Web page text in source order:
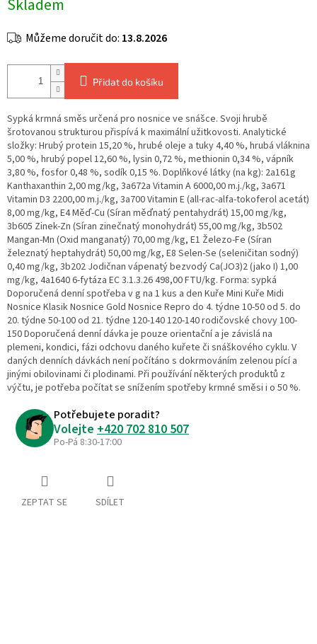
cena:
Skladem
Můžeme doručit do: 13.8.2026
Přidat do košíku
Sypká krmná směs určená pro nosnice ve snášce. Svoji hrubě
šrotovanou strukturou přispívá k maximální užitkovosti. Analytické
složky: Hrubý protein 15,20 %, hrubé oleje a tuky 4,40 %, hrubá vláknina
5,00 %, hrubý popel 12,60 %, lysin 0,72 %, methionin 0,34 %, vápník
3,80 %, fosfor 0,48 %, sodík 0,15 %. Doplňkové látky (na kg): 2a161g
Kanthaxanthin 2,00 mg/kg, 3a672a Vitamin A 6000,00 m.j./kg, 3a671
Vitamin D3 2200,00 m.j./kg, 3a700 Vitamin E (all-rac-alfa-tokoferol acetát)
8,00 mg/kg, E4 Měď-Cu (Síran měďnatý pentahydrát) 15,00 mg/kg,
3b605 Zinek-Zn (Síran zinečnatý monohydrát) 55,00 mg/kg, 3b502
Mangan-Mn (Oxid manganatý) 70,00 mg/kg, E1 Železo-Fe (Síran
železnatý heptahydrát) 50,00 mg/kg, E8 Selen-Se (seleničitan sodný)
0,40 mg/kg, 3b202 Jodičnan vápenatý bezvodý Ca(JO3)2 (jako I) 1,00
mg/kg, 4a1640 6-fytáza EC 3.1.3.26 498,00 FTU/kg. Forma: sypká
Doporučená denní spotřeba v g na 1 kus a den Kuře Mini Kuře Midi
Nosnice Klasik Nosnice Gold Nosnice Repro do 4. týdne 10-50 od 5. do
20. týdne 50-100 od 21. týdne 120-140 120-140 rodičovské chovy 100-
150 Doporučená denní dávka je pouze orientační a je závislá na
plemeni, kondici, fázi odchovu daného kuřete či snáškového cyklu. V
daných denních dávkách není počítáno s dokrmováním zelenou pící a
jinými obilovinami či plodinami. Při používání některých produktů z
výčtu, je potřeba počítat se snížením spotřeby krmné směsi i o 50 %.
Potřebujete poradit?
Volejte +420 702 810 507
Po-Pá 8:30-17:00
ZEPTAT SE SDÍLET